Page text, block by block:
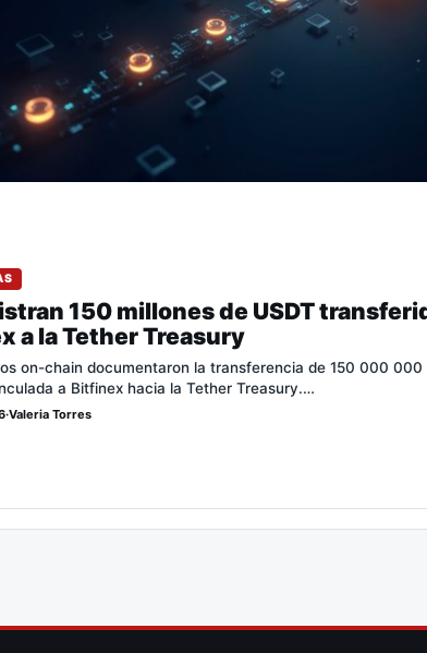
150 millones de USDT
a la Tether Treasury
on-chain documentaron la transferencia de 150 000 000
a Bitfinex hacia la Tether Treasury.…
·Valeria Torres